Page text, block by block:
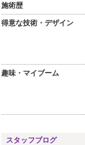
施術歴
得意な技術・デザイン
趣味・マイブーム
スタッフブログ